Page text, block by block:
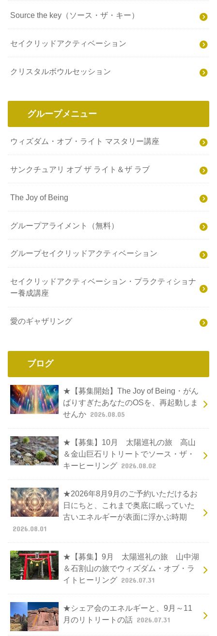
Source the key（ソース・ザ・キー）
セイクリッドアクティベーション
クリスタルボウルセッション
グループメニュー
ウィズダム・オブ・ライト マスタリー講座
サンクチュアリ オブ ザ ライト＆ザ ラブ
The Joy of Being
グループアライメント（無料）
グループセイクリッドアクティベーション
セイクリッドアクティベーション・プラクティショナ
ー養成講座
愛のギャザリング
ブログ
★【募集開始】The Joy of Being・がん
ばりすぎたあなたのOSを、再起動しま
せんか 2026.08.05
★【募集】10月 太陽巡礼の旅 高山
＆金山巨石リトリートでソース・ザ・
キーヒーリング 2026.08.02
★2026年8月9月のご予約いただけるお
日にちと、これまで奥底に眠っていた
古いエネルギーが表面に浮かぶ時期
2026.08.01
★【募集】9月 太陽巡礼の旅 山中湖
＆石割山の旅でウィズダム・オブ・ラ
イトヒーリング 2026.07.31
★シェア会のエネルギーと、9月～11
月のリトリートの話 2026.07.31